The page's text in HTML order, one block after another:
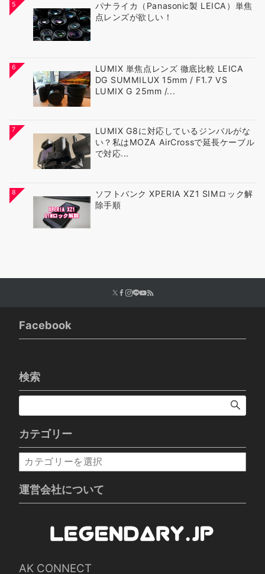
5
パナライカ（Panasonic製 LEICA）単焦
点レンズが欲しい！
6
LUMIX 単焦点レンズ 徹底比較 LEICA
DG SUMMILUX 15mm / F1.7 VS
LUMIX G 25mm /...
7
LUMIX G8に対応しているジンバルがな
い？私はMOZA AirCrossで延長ケーブル
で対応...
8
ソフトバンク XPERIA XZ1 SIMロック解
除手順
Facebook
検索
カテゴリー
カ
テ
ゴ
リ
運営会社について
AK CONNECT